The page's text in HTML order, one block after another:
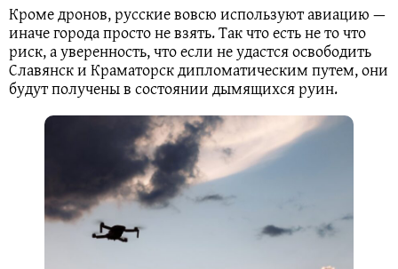
Кроме дронов, русские вовсю используют авиацию —
иначе города просто не взять. Так что есть не то что
риск, а уверенность, что если не удастся освободить
Славянск и Краматорск дипломатическим путем, они
будут получены в состоянии дымящихся руин.